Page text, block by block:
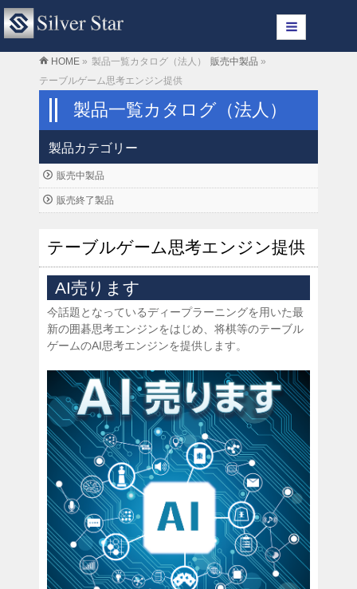
HOME » 製品一覧カタログ（法人） 販売中製品 »
テーブルゲーム思考エンジン提供
製品一覧カタログ（法人）
製品カテゴリー
販売中製品
販売終了製品
テーブルゲーム思考エンジン提供
AI売ります
今話題となっているディープラーニングを用いた最
新の囲碁思考エンジンをはじめ、将棋等のテーブル
ゲームのAI思考エンジンを提供します。